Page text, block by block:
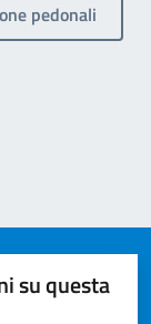
pedonali
su questa